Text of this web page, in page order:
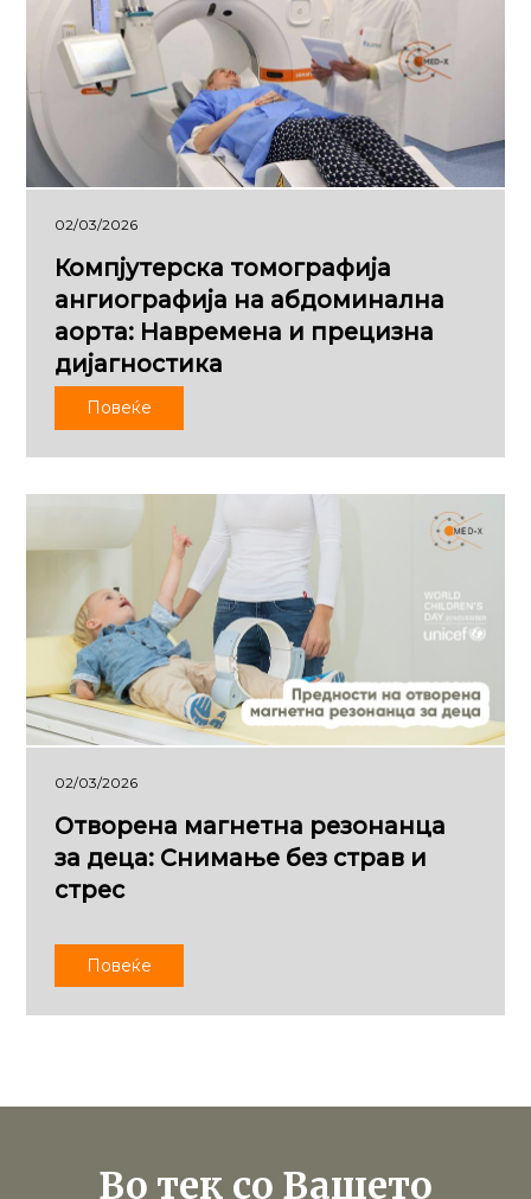
02/03/2026
Компјутерска томографија
ангиографија на абдоминална
аорта: Навремена и прецизна
дијагностика
Повеќе
02/03/2026
Отворена магнетна резонанца
за деца: Снимање без страв и
стрес
Повеќе
Во тек со Вашето